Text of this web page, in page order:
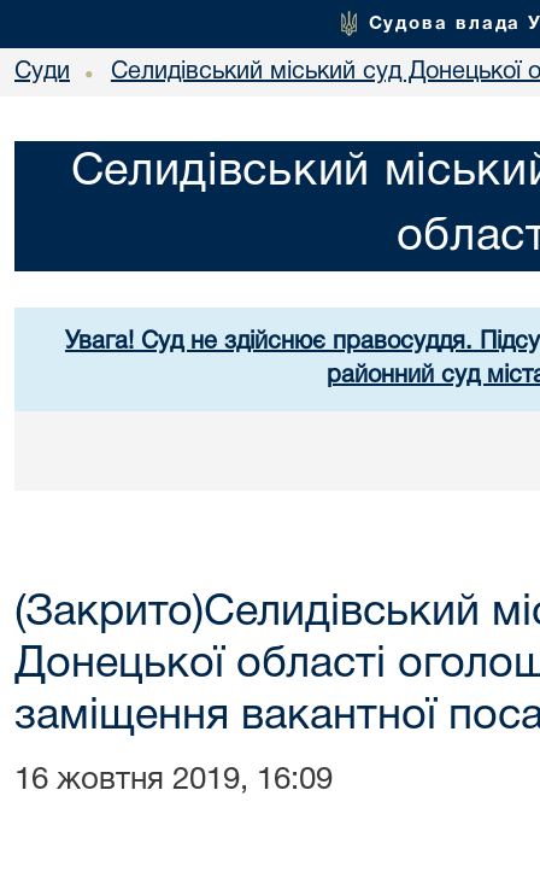
Судова влада
Суди • Селидівський міський суд Донецької
Селидівський
Увага! Суд не здійснює правосуддя.
районний суд
(Закрито)Селидівський
Донецької області
заміщення вакантної
16 жовтня 2019, 16:09